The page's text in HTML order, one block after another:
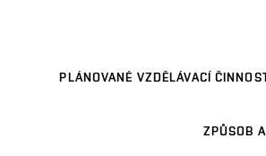
PLÁNOVANÉ VZDĚLÁVACÍ
ZPŮSOB